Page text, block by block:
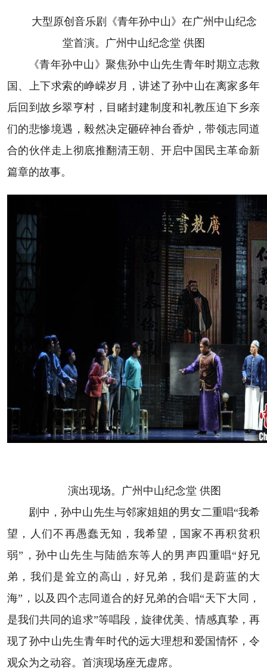
大型原创音乐剧《青年孙中山》在广州中山纪念
堂首演。广州中山纪念堂 供图
《青年孙中山》聚焦孙中山先生青年时期立志救
国、上下求索的峥嵘岁月，讲述了孙中山在离家多年
后回到故乡翠亨村，目睹封建制度和礼教压迫下乡亲
们的悲惨境遇，毅然决定砸碎神台香炉，带领志同道
合的伙伴走上彻底推翻清王朝、开启中国民主革命新
篇章的故事。
演出现场。广州中山纪念堂 供图
剧中，孙中山先生与邻家姐姐的男女二重唱“我希
望，人们不再愚蠢无知，我希望，国家不再积贫积
弱”，孙中山先生与陆皓东等人的男声四重唱“好兄
弟，我们是耸立的高山，好兄弟，我们是蔚蓝的大
海”，以及四个志同道合的好兄弟的合唱“天下大同，
是我们共同的追求”等唱段，旋律优美、情感真挚，再
现了孙中山先生青年时代的远大理想和爱国情怀，令
观众为之动容。首演现场座无虚席。